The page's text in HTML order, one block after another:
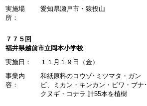
実施場
所：
愛知県瀬戸市・猿投山
７７５回
福井県越前市立岡本小学校
実施日：
１１月１９日（金）
事業内
容：
和紙原料のコウゾ･ミツマタ・ガン
ビ、ミカン・キンカン・ビワ・ブナ･
クヌギ・コナラ 計55本を植樹